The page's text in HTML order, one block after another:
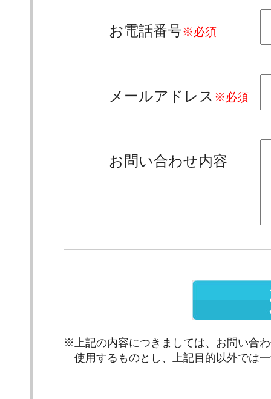
お電話番号※必須
メールアドレス ※必須
お問い合わせ内容
※上記の内容につきましては、お問い合
使用するものとし、上記目的以外では